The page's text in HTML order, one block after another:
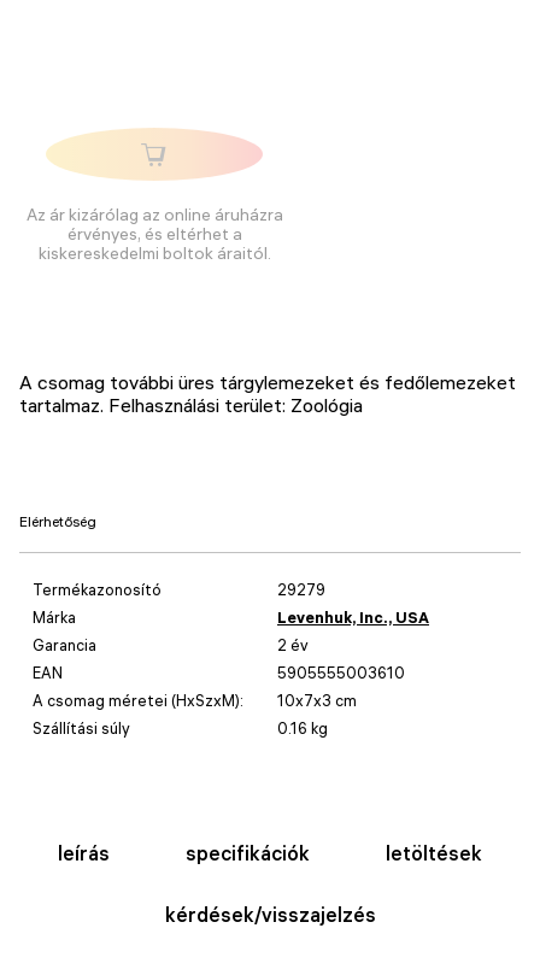
Az ár kizárólag az online áruházra
érvényes, és eltérhet a
kiskereskedelmi boltok áraitól.
A csomag további üres tárgylemezeket és fedőlemezeket
tartalmaz. Felhasználási terület: Zoológia
Elérhetőség
Termékazonosító
29279
Márka
Levenhuk, Inc., USA
Garancia
2 év
EAN
5905555003610
A csomag méretei (HxSzxM):
10x7x3 cm
Szállítási súly
0.16 kg
leírás specifikációk letöltések
kérdések/visszajelzés